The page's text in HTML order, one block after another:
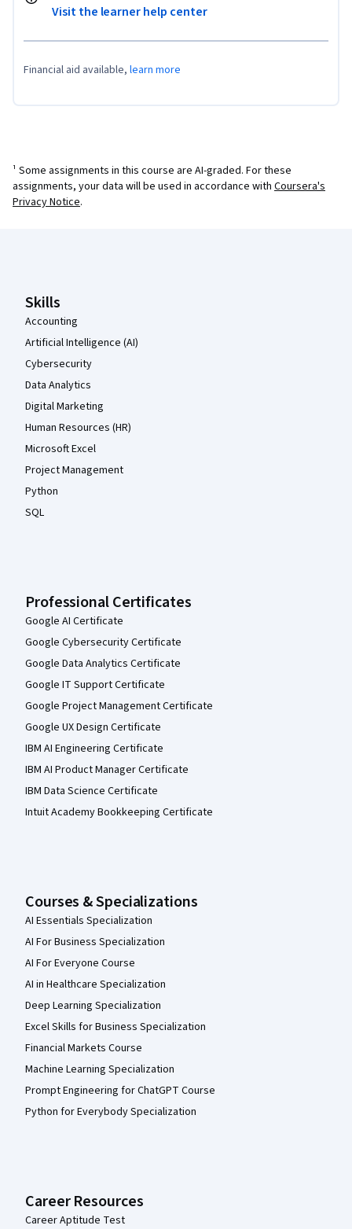
Visit the learner help center
Financial aid available, learn more
¹ Some assignments in this course are AI-graded. For these
assignments, your data will be used in accordance with Coursera's
Privacy Notice.
Skills
Accounting
Artificial Intelligence (AI)
Cybersecurity
Data Analytics
Digital Marketing
Human Resources (HR)
Microsoft Excel
Project Management
Python
SQL
Professional Certificates
Google AI Certificate
Google Cybersecurity Certificate
Google Data Analytics Certificate
Google IT Support Certificate
Google Project Management Certificate
Google UX Design Certificate
IBM AI Engineering Certificate
IBM AI Product Manager Certificate
IBM Data Science Certificate
Intuit Academy Bookkeeping Certificate
Courses & Specializations
AI Essentials Specialization
AI For Business Specialization
AI For Everyone Course
AI in Healthcare Specialization
Deep Learning Specialization
Excel Skills for Business Specialization
Financial Markets Course
Machine Learning Specialization
Prompt Engineering for ChatGPT Course
Python for Everybody Specialization
Career Resources
Career Aptitude Test